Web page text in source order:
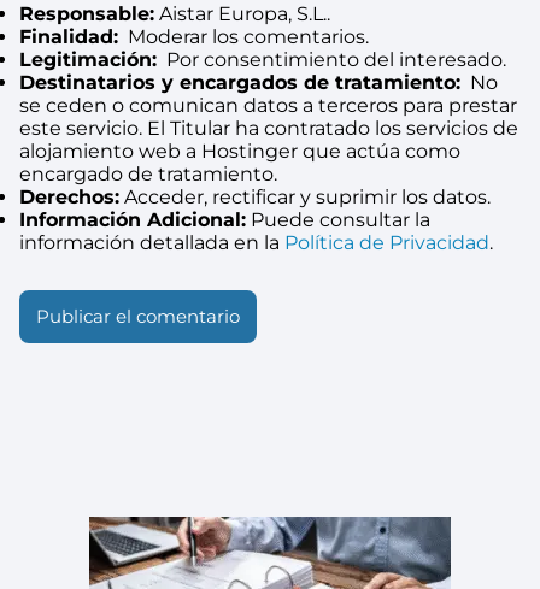
Responsable: Aistar Europa, S.L..
Finalidad: Moderar los comentarios.
Legitimación: Por consentimiento del interesado.
Destinatarios y encargados de tratamiento: No
se ceden o comunican datos a terceros para prestar
este servicio. El Titular ha contratado los servicios de
alojamiento web a Hostinger que actúa como
encargado de tratamiento.
Derechos: Acceder, rectificar y suprimir los datos.
Información Adicional: Puede consultar la
información detallada en la Política de Privacidad.